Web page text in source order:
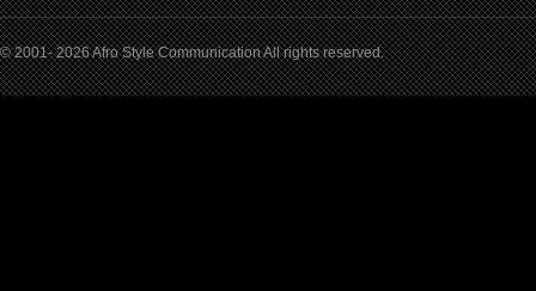
© 2001- 2026 Afro Style Communication All rights reserved.